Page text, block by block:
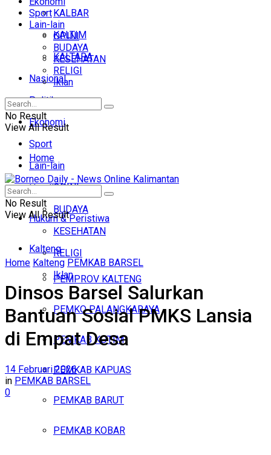
KALBAR
KALTIM
KALTARA
Nasional
Politik
Ekonomi
Sport
Lain-lain
OPINI
BUDAYA
KESEHATAN
RELIGI
Iklan
Kamis, Agustus 6, 2026
Sport
Lain-lain
OPINI
BUDAYA
KESEHATAN
RELIGI
Iklan
No Result
View All Result
Home
Headline
Hukum & Peristiwa
Kalteng
PEMPROV KALTENG
PEMKO PALANGKARAYA
PEMKAB KOTIM
PEMKAB KAPUAS
PEMKAB BARUT
PEMKAB KOBAR
No Result
View All Result
Home Kalteng PEMKAB BARSEL
Dinsos Barsel Salurkan
Bantuan Sosial PMKS Lansia
di Empat Desa
14 Februari 2026
in PEMKAB BARSEL
0